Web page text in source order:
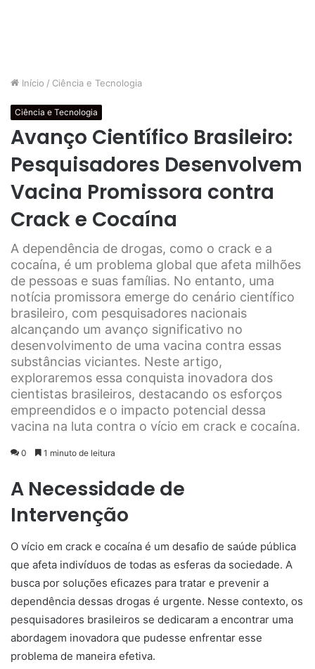
Início / Ciência e Tecnologia
Ciência e Tecnologia
Avanço Científico Brasileiro:
Pesquisadores Desenvolvem
Vacina Promissora contra
Crack e Cocaína
A dependência de drogas, como o crack e a
cocaína, é um problema global que afeta milhões
de pessoas e suas famílias. No entanto, uma
notícia promissora emerge do cenário científico
brasileiro, com pesquisadores nacionais
alcançando um avanço significativo no
desenvolvimento de uma vacina contra essas
substâncias viciantes. Neste artigo,
exploraremos essa conquista inovadora dos
cientistas brasileiros, destacando os esforços
empreendidos e o impacto potencial dessa
vacina na luta contra o vício em crack e cocaína.
0 1 minuto de leitura
A Necessidade de
Intervenção
O vício em crack e cocaína é um desafio de saúde pública
que afeta indivíduos de todas as esferas da sociedade. A
busca por soluções eficazes para tratar e prevenir a
dependência dessas drogas é urgente. Nesse contexto, os
pesquisadores brasileiros se dedicaram a encontrar uma
abordagem inovadora que pudesse enfrentar esse
problema de maneira efetiva.